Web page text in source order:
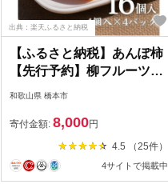
出典：楽天ふるさと納税
【ふるさと納税】あんぽ柿
【先行予約】柳フルーツ園
「紀州手作り あんぽ柿」
ライフルーツ 和菓子 スイ
ーツ 手作り 紀州 美味しい
人気 ギフト 贈答 送料無料
【配送不可地域：離島】
和歌山県 橋本市
寄付金額: 8,000円
4.5 （25件）
4サイトで掲載中